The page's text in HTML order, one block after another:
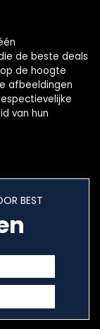
de beste deals
de hoogte
afbeeldingen
van hun
BEST